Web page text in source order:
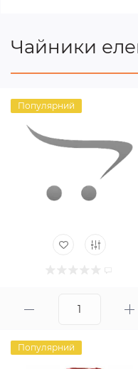
Чайники
Популярний
Популярний